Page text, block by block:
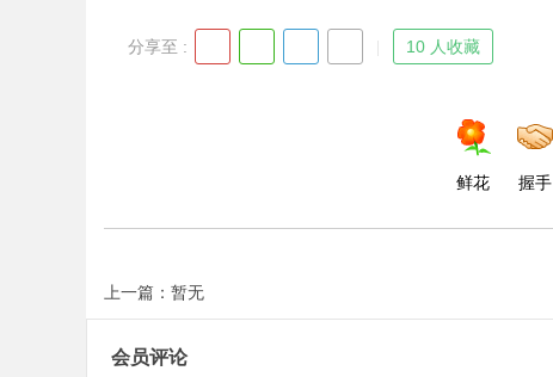
分享至 : 10 人收藏
鲜花 握手
上一篇：暂无
会员评论